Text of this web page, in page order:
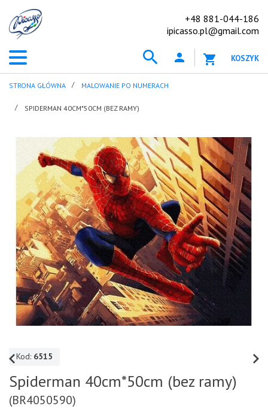
+48 881-044-186
ipicasso.pl@gmail.com
KOSZYK
STRONA GŁÓWNA MALOWANIE PO NUMERACH
SPIDERMAN 40CM*50CM (BEZ RAMY)
Kod: 6515
Spiderman 40cm*50cm (bez ramy)
(BR4050590)